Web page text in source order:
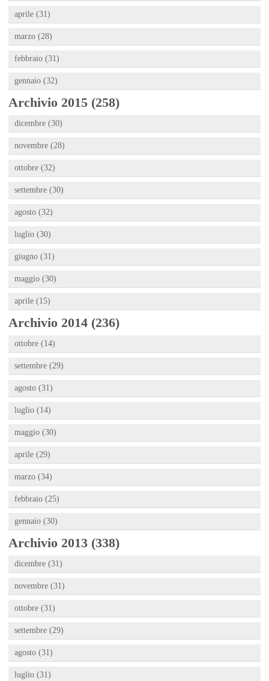
aprile (31)
marzo (28)
febbraio (31)
gennaio (32)
Archivio 2015 (258)
dicembre (30)
novembre (28)
ottobre (32)
settembre (30)
agosto (32)
luglio (30)
giugno (31)
maggio (30)
aprile (15)
Archivio 2014 (236)
ottobre (14)
settembre (29)
agosto (31)
luglio (14)
maggio (30)
aprile (29)
marzo (34)
febbraio (25)
gennaio (30)
Archivio 2013 (338)
dicembre (31)
novembre (31)
ottobre (31)
settembre (29)
agosto (31)
luglio (31)